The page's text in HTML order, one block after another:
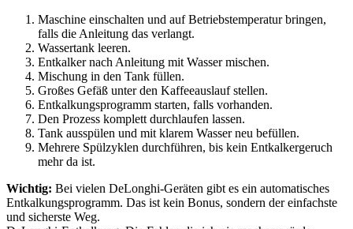
Maschine einschalten und auf Betriebstemperatur bringen,
falls die Anleitung das verlangt.
Wassertank leeren.
Entkalker nach Anleitung mit Wasser mischen.
Mischung in den Tank füllen.
Großes Gefäß unter den Kaffeeauslauf stellen.
Entkalkungsprogramm starten, falls vorhanden.
Den Prozess komplett durchlaufen lassen.
Tank ausspülen und mit klarem Wasser neu befüllen.
Mehrere Spülzyklen durchführen, bis kein Entkalkergeruch
mehr da ist.
Wichtig: Bei vielen DeLonghi-Geräten gibt es ein automatisches
Entkalkungsprogramm. Das ist kein Bonus, sondern der einfachste
und sicherste Weg.